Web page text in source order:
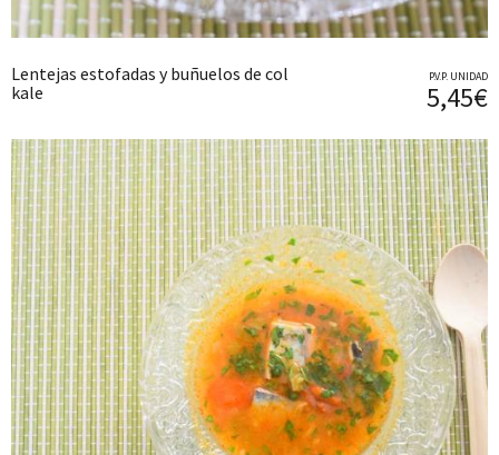
Lentejas estofadas y buñuelos de col
kale
P.V.P. UNIDAD
5,45€